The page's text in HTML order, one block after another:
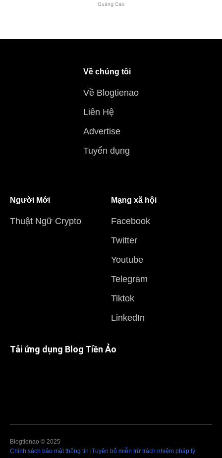
Quảng Cáo
Về chúng tôi
Về Blogtienao
Liên Hệ
Advertise
Tuyển dụng
Người Mới
Thuật Ngữ Crypto
Mạng xã hội
Facebook
Twitter
Youtube
Telegram
Tiktok
LinkedIn
Tải ứng dụng Blog Tiền Ảo
Blogtienao © 2025
Chính sách bảo mật thông tin Tuyên bố miễn trừ trách nhiệm pháp lý